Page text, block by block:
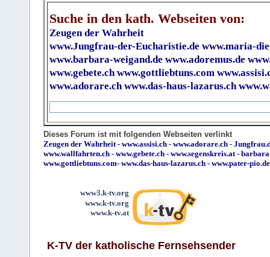
Suche in den kath. Webseiten von:
Zeugen der Wahrheit
www.Jungfrau-der-Eucharistie.de www.maria-
www.barbara-weigand.de www.adoremus.de
www.gebete.ch www.gottliebtuns.com
www.adorare.ch www.das-haus-lazarus.ch
Dieses Forum ist mit folgenden Webseiten verlinkt
Zeugen der Wahrheit- www.assisi.ch - www.adorare.ch -
www.wallfahrten.ch - www.gebete.ch - www.segenskreis.at-
www.gottliebtuns.com- www.das-haus-lazarus.ch - www.pater-pio.de
www3.k-tv.org
www.k-tv.org
www.k-tv.at
K-TV der katholische Fernsehsender